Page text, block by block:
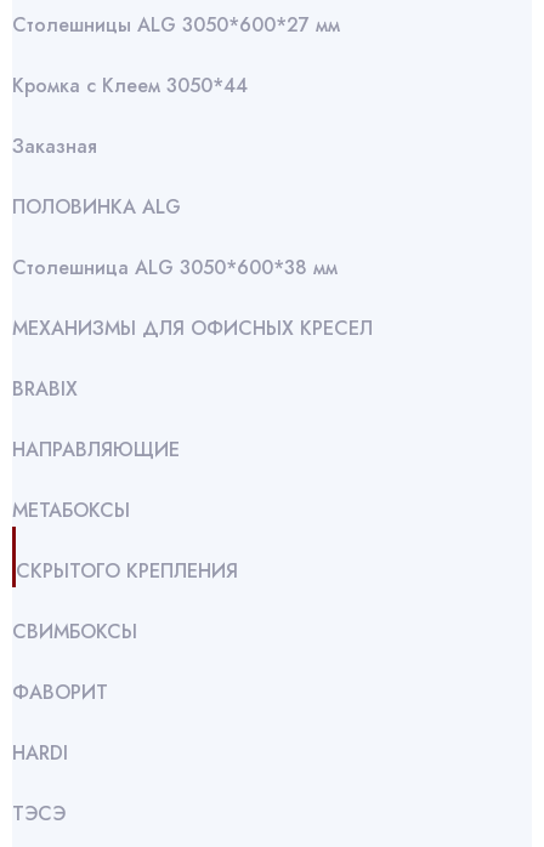
Столешницы ALG 3050*600*27 мм
Кромка с Клеем 3050*44
Заказная
ПОЛОВИНКА ALG
Столешница ALG 3050*600*38 мм
МЕХАНИЗМЫ ДЛЯ ОФИСНЫХ КРЕСЕЛ
BRABIX
НАПРАВЛЯЮЩИЕ
МЕТАБОКСЫ
СКРЫТОГО КРЕПЛЕНИЯ
СВИМБОКСЫ
ФАВОРИТ
HARDI
ТЭСЭ